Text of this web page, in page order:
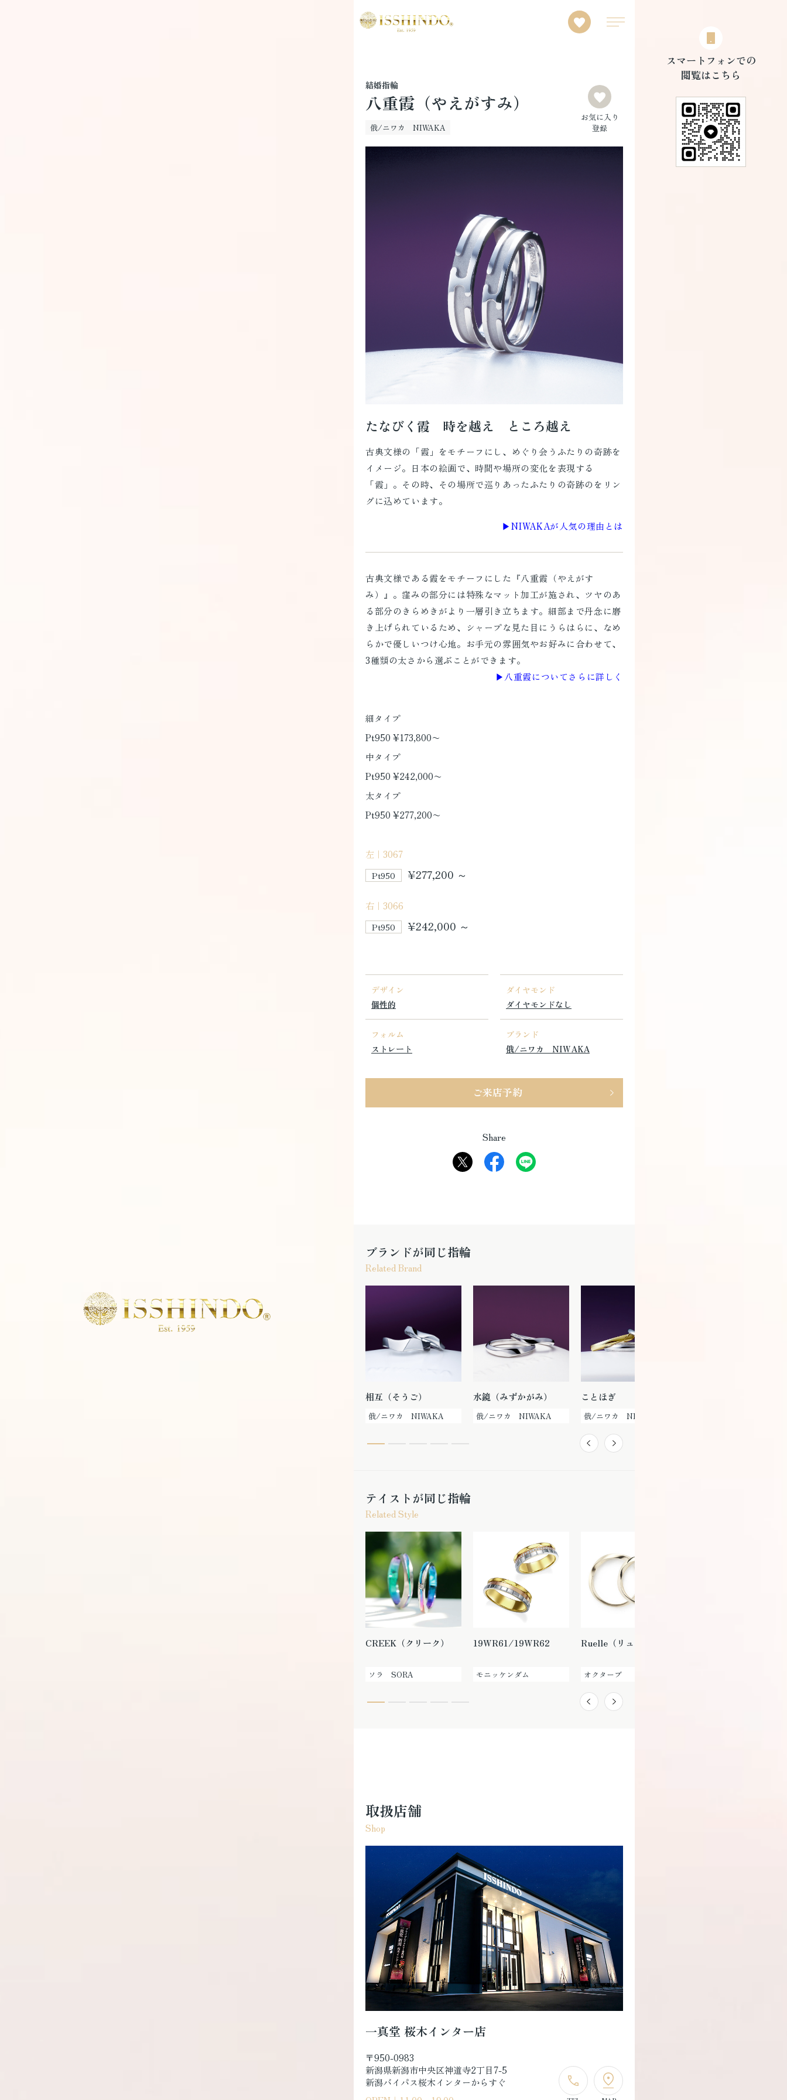
スマートフォンでの
閲覧はこちら
結婚指輪
八重霞（やえがすみ）
俄/ニワカ NIWAKA
お気に入り
登録
たなびく霞 時を越え ところ越え
古典文様の「霞」をモチーフにし、めぐり会うふたりの奇跡を
イメージ。日本の絵画で、時間や場所の変化を表現する
「霞」。その時、その場所で巡りあったふたりの奇跡のをリン
グに込めています。
▶︎NIWAKAが人気の理由とは
古典文様である霞をモチーフにした『八重霞（やえがす
み）』。窪みの部分には特殊なマット加工が施され、ツヤのあ
る部分のきらめきがより一層引き立ちます。細部まで丹念に磨
き上げられているため、シャープな見た目にうらはらに、なめ
らかで優しいつけ心地。お手元の雰囲気やお好みに合わせて、
3種類の太さから選ぶことができます。
▶︎八重霞についてさらに詳しく
細タイプ
Pt950 ¥173,800〜
中タイプ
Pt950 ¥242,000〜
太タイプ
Pt950 ¥277,200〜
左｜3067
Pt950 ¥277,200 ～
右｜3066
Pt950 ¥242,000 ～
デザイン
個性的
ダイヤモンド
ダイヤモンドなし
フォルム
ストレート
ブランド
俄/ニワカ NIWAKA
ご来店予約
Share
ブランドが同じ指輪
Related Brand
相互（そうご）
俄/ニワカ NIWAKA
水鏡（みずかがみ）
俄/ニワカ NIWAKA
ことほぎ
俄/ニワカ NIWAKA
テイストが同じ指輪
Related Style
CREEK（クリーク）
ソラ SORA
19WR61/19WR62
モニッケンダム
Ruelle（リュエル）
オクターブ
取扱店舗
Shop
一真堂 桜木インター店
〒950-0983
新潟県新潟市中央区神道寺2丁目7-5
新潟バイパス桜木インターからすぐ